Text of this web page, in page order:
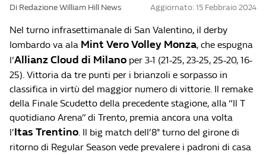
Di Redazione William Hill News Aggiornato: 15 Febbraio 2024
Nel turno infrasettimanale di San Valentino, il derby
lombardo va ala Mint Vero Volley Monza, che espugna
l’Allianz Cloud di Milano per 3-1 (21-25, 23-25, 25-20, 16-
25). Vittoria da tre punti per i brianzoli e sorpasso in
classifica in virtù del maggior numero di vittorie. Il remake
della Finale Scudetto della precedente stagione, alla “Il T
quotidiano Arena” di Trento, premia ancora una volta
l’Itas Trentino. Il big match dell’8° turno del girone di
ritorno di Regular Season vede prevalere i padroni di casa